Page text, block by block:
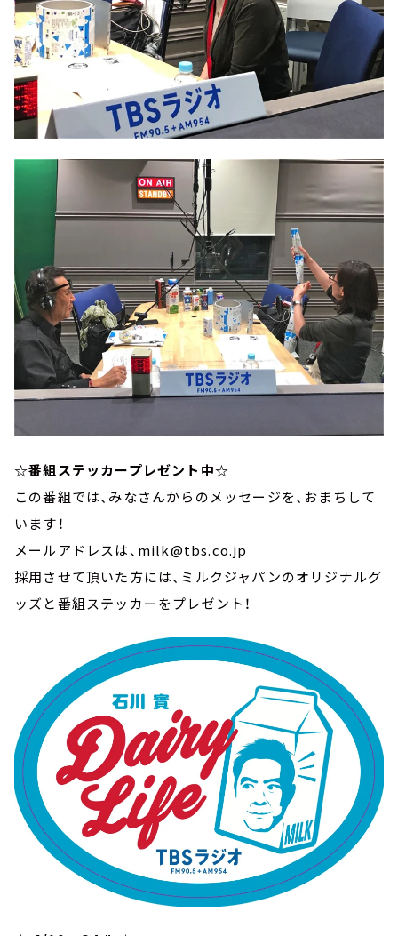
☆番組ステッカープレゼント中☆
この番組では、みなさんからのメッセージを、おまちして
います！
メールアドレスは、milk@tbs.co.jp
採用させて頂いた方には、ミルクジャパンのオリジナルグ
ッズと番組ステッカーをプレゼント！